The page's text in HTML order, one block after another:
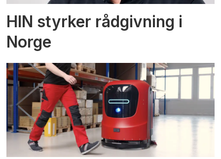
HIN styrker rådgivning i
Norge